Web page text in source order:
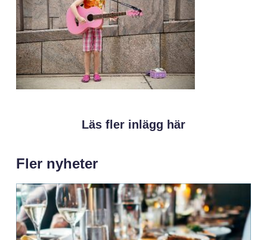
Läs fler inlägg här
Fler nyheter